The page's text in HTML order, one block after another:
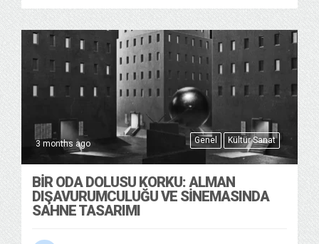
Genel Kültür Sanat
3 months ago
BIR ODA DOLUSU KORKU: ALMAN
DIŞAVURUMCULUĞU VE SINEMASINDA
SAHNE TASARIMI